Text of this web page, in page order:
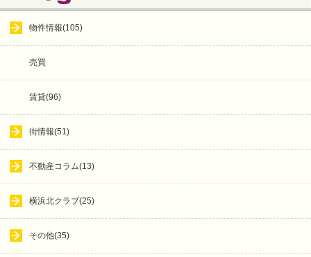
物件情報(105)
売買
賃貸(96)
街情報(51)
不動産コラム(13)
横浜北クラブ(25)
その他(35)